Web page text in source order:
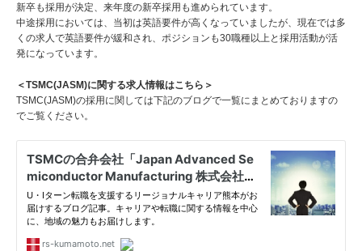
新卒も採用が決定、来年度の新卒採用も進められています。
中途採用においては、当初は英語要件が高くなっていましたが、現在では多
くの求人で英語要件が緩和され、ポジションも30職種以上と採用活動が活
発になっています。
＜TSMC(JASM)に関する求人情報はこちら＞
TSMC(JASM)の採用に関しては下記のブログで一覧にまとめておりますの
でご覧ください。